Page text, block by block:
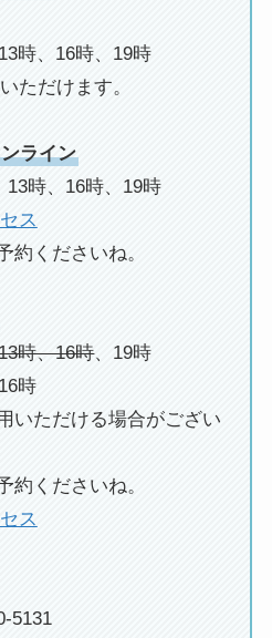
時、16時、19時
ただけます。
ライン
13時、16時、19時
ス
約くださいね。
時、16時、19時
時
いただける場合がござい
約くださいね。
ス
5131